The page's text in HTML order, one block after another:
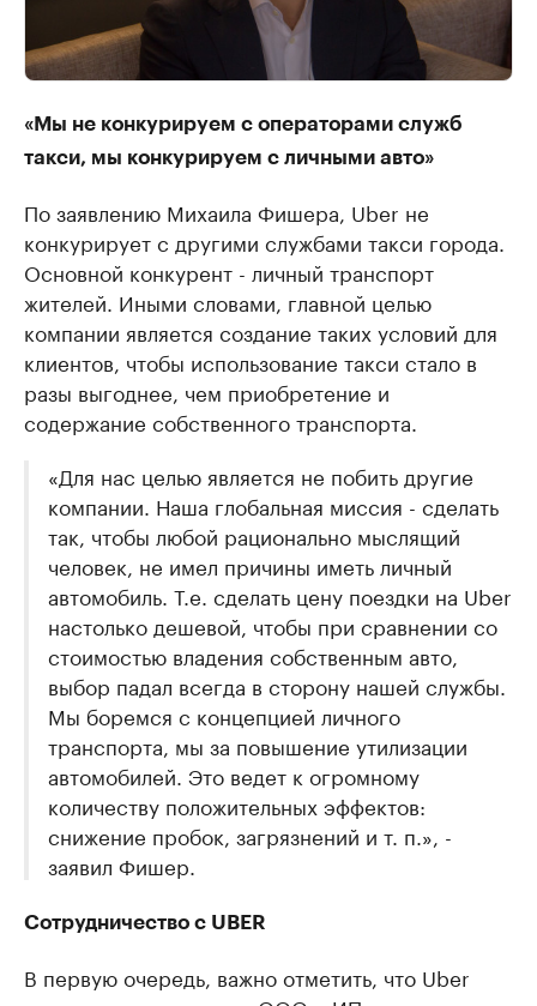
«Мы не конкурируем с операторами служб
такси, мы конкурируем с личными авто»
По заявлению Михаила Фишера, Uber не
конкурирует с другими службами такси города.
Основной конкурент - личный транспорт
жителей. Иными словами, главной целью
компании является создание таких условий для
клиентов, чтобы использование такси стало в
разы выгоднее, чем приобретение и
содержание собственного транспорта.
«Для нас целью является не побить другие
компании. Наша глобальная миссия - сделать
так, чтобы любой рационально мыслящий
человек, не имел причины иметь личный
автомобиль. Т.е. сделать цену поездки на Uber
настолько дешевой, чтобы при сравнении со
стоимостью владения собственным авто,
выбор падал всегда в сторону нашей службы.
Мы боремся с концепцией личного
транспорта, мы за повышение утилизации
автомобилей. Это ведет к огромному
количеству положительных эффектов:
снижение пробок, загрязнений и т. п.», -
заявил Фишер.
Сотрудничество с UBER
В первую очередь, важно отметить, что Uber